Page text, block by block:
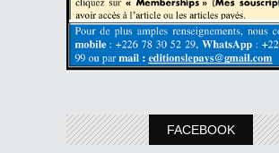
FACEBOOK